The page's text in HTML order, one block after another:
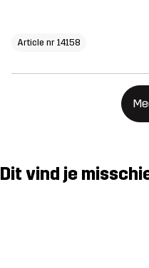
Article nr 14158
Dit vind je